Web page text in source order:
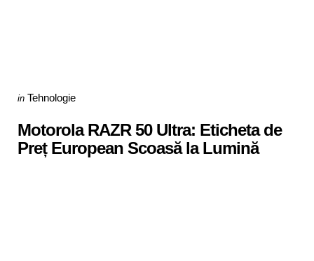
Categories
Posted
in Tehnologie
Motorola RAZR 50 Ultra: Eticheta de
Preț European Scoasă la Lumină